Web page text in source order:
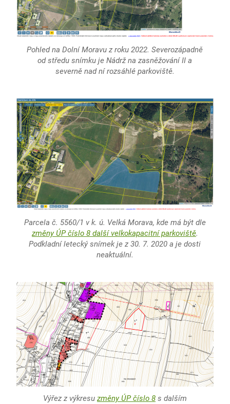
Pohled na Dolní Moravu z roku 2022. Severozápadně
od středu snímku je Nádrž na zasněžování II a
severně nad ní rozsáhlé parkoviště.
Parcela č. 5560/1 v k. ú. Velká Morava, kde má být dle
změny ÚP číslo 8 další velkokapacitní parkoviště.
Podkladní letecký snímek je z 30. 7. 2020 a je dosti
neaktuální.
Výřez z výkresu změny ÚP číslo 8s dalším